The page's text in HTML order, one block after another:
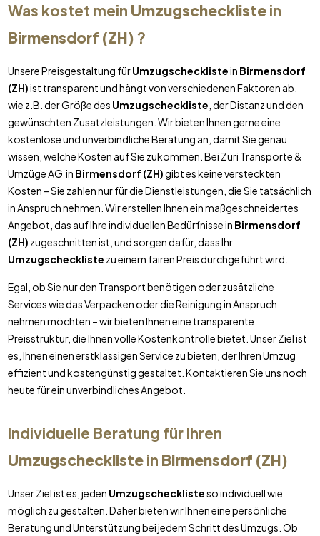
Was kostet mein Umzugschecklistein
Birmensdorf (ZH) ?
Unsere Preisgestaltung fürUmzugschecklistein Birmensdorf
(ZH)ist transparent und hängt von verschiedenen Faktoren ab,
wie z.B. der Größe des Umzugscheckliste , der Distanz und den
gewünschten Zusatzleistungen. Wir bieten Ihnen gerne eine
kostenlose und unverbindliche Beratung an, damit Sie genau
wissen, welche Kosten auf Sie zukommen. Bei Züri Transporte &
Umzüge AG in Birmensdorf (ZH)gibt es keine versteckten
Kosten – Sie zahlen nur für die Dienstleistungen, die Sie tatsächlich
in Anspruch nehmen. Wir erstellen Ihnen ein maßgeschneidertes
Angebot, das auf Ihre individuellen Bedürfnisse in Birmensdorf
(ZH) zugeschnitten ist, und sorgen dafür, dass Ihr
Umzugscheckliste zu einem fairen Preis durchgeführt wird.
Egal, ob Sie nur den Transport benötigen oder zusätzliche
Services wie das Verpacken oder die Reinigung in Anspruch
nehmen möchten – wir bieten Ihnen eine transparente
Preisstruktur, die Ihnen volle Kostenkontrolle bietet. Unser Ziel ist
es, Ihnen einen erstklassigen Service zu bieten, der Ihren Umzug
effizient und kostengünstig gestaltet. Kontaktieren Sie uns noch
heute für ein unverbindliches Angebot.
Individuelle Beratung für Ihren
Umzugschecklistein Birmensdorf (ZH)
Unser Ziel ist es, jeden Umzugschecklisteso individuell wie
möglich zu gestalten. Daher bieten wir Ihnen eine persönliche
Beratung und Unterstützung bei jedem Schritt des Umzugs. Ob